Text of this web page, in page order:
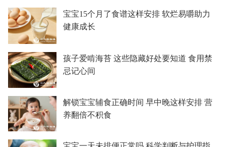
宝宝15个月了食谱这样安排 软烂易嚼助力
健康成长
孩子爱啃海苔 这些隐藏好处要知道 食用禁
忌记心间
解锁宝宝辅食正确时间 早中晚这样安排 营
养翻倍不积食